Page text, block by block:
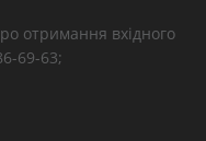
отримання вхідного
69-63;